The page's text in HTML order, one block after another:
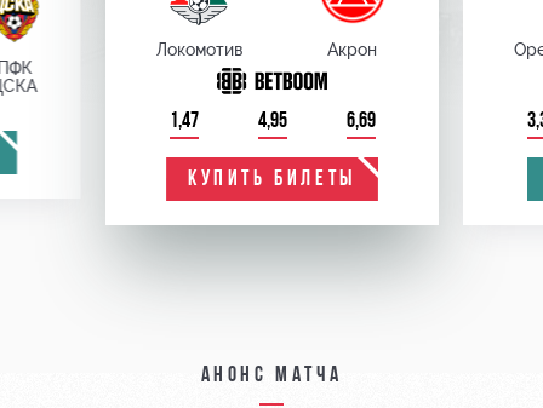
Локомотив Акрон
1,47 4,95 6,69
КУПИТЬ БИЛЕТЫ
Анонс матча